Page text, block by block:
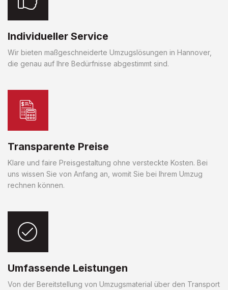
Individueller Service
Wir bieten maßgeschneiderte Umzugslösungen in Hannover,
die genau auf Ihre Bedürfnisse abgestimmt sind.
Transparente Preise
Klare und faire Preisgestaltung ohne versteckte Kosten. Bei
uns wissen Sie von Anfang an, womit Sie bei Ihrem Umzug
rechnen können.
Umfassende Leistungen
Von der Bereitstellung von Umzugsmaterial über den Transport